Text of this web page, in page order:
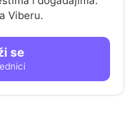
Viberu.
se